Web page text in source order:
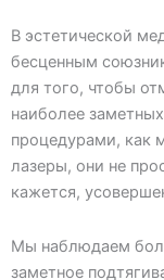
В эстетической
бесценным
для того, чтобы
наиболее
процедурами, как
лазеры, они не
кажется,
Мы наблюдаем
заметное